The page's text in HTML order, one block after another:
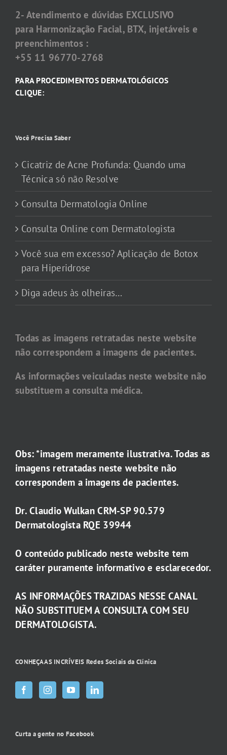
2- Atendimento e dúvidas EXCLUSIVO
para Harmonização Facial, BTX, injetáveis e
preenchimentos :
+55 11 96770-2768
PARA PROCEDIMENTOS DERMATOLÓGICOS
CLIQUE:
Você Precisa Saber
Cicatriz de Acne Profunda: Quando uma
Técnica só não Resolve
Consulta Dermatologia Online
Consulta Online com Dermatologista
Você sua em excesso? Aplicação de Botox
para Hiperidrose
Diga adeus às olheiras…
Todas as imagens retratadas neste website
não correspondem a imagens de pacientes.
As informações veiculadas neste website não
substituem a consulta médica.
Obs: *imagem meramente ilustrativa. Todas as
imagens retratadas neste website não
correspondem a imagens de pacientes.
Dr. Claudio Wulkan CRM-SP 90.579
Dermatologista RQE 39944
O conteúdo publicado neste website tem
caráter puramente informativo e esclarecedor.
AS INFORMAÇÕES TRAZIDAS NESSE CANAL
NÃO SUBSTITUEM A CONSULTA COM SEU
DERMATOLOGISTA.
CONHEÇA AS INCRÍVEIS Redes Sociais da Clínica
Curta a gente no Facebook